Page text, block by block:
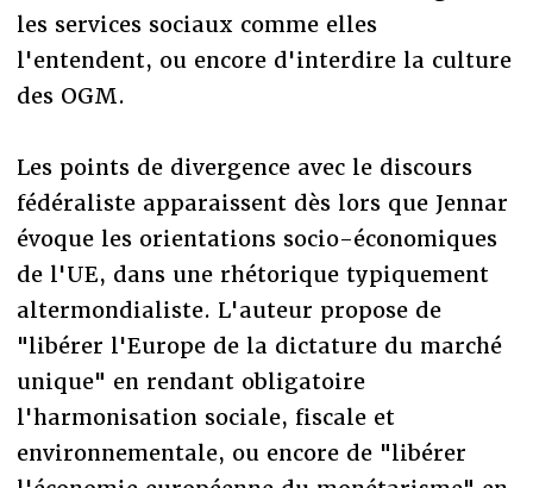
les services sociaux comme elles
l'entendent, ou encore d'interdire la culture
des OGM.
Les points de divergence avec le discours
fédéraliste apparaissent dès lors que Jennar
évoque les orientations socio-économiques
de l'UE, dans une rhétorique typiquement
altermondialiste. L'auteur propose de
"libérer l'Europe de la dictature du marché
unique" en rendant obligatoire
l'harmonisation sociale, fiscale et
environnementale, ou encore de "libérer